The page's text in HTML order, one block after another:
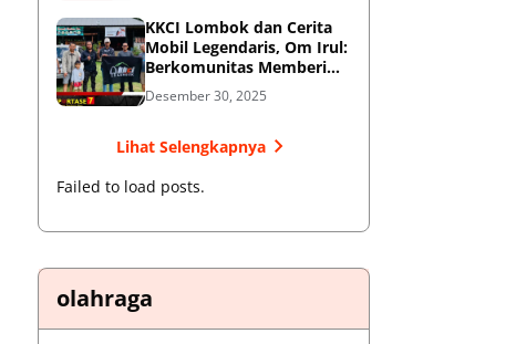
KKCI Lombok dan Cerita
Mobil Legendaris, Om Irul:
Berkomunitas Memberi
Manfaat dan Membangun
Imej Positif
Desember 30, 2025
Lihat Selengkapnya
Failed to load posts.
olahraga